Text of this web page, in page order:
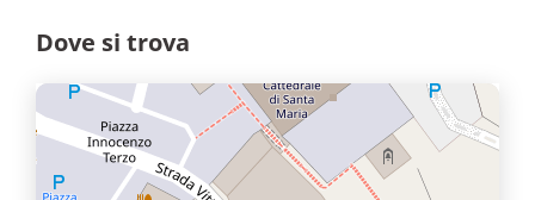
Dove si trova